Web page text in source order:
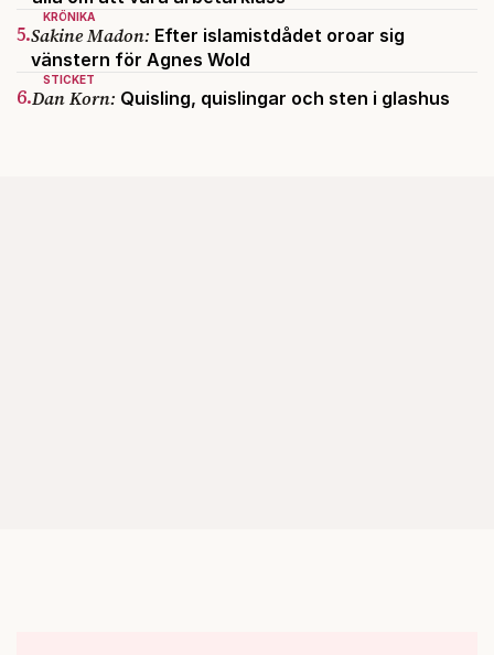
KRÖNIKA
5.Sakine Madon: Efter islamistdådet oroar sig
vänstern för Agnes Wold
STICKET
6.Dan Korn: Quisling, quislingar och sten i glashus